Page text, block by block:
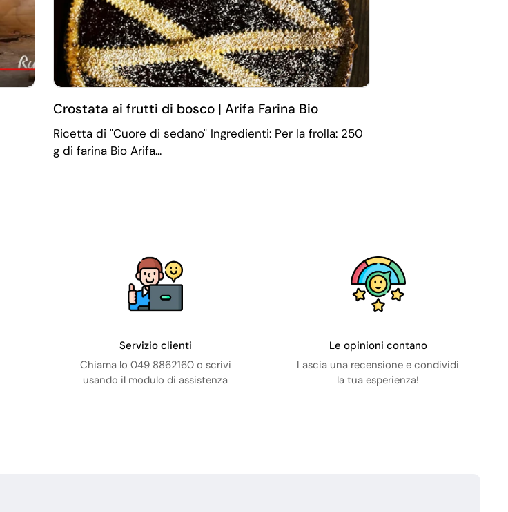
Crostata ai frutti di bosco | Arifa Farina Bio
Ricetta di "Cuore di sedano" Ingredienti: Per la frolla: 250
g di farina Bio Arifa...
Servizio clienti
Chiama lo 049 8862160 o scrivi
usando il modulo di assistenza
Le opinioni contano
Lascia una recensione e condividi
la tua esperienza!